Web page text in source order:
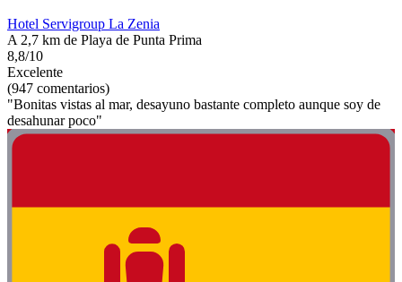
Hotel Servigroup La Zenia
A 2,7 km de Playa de Punta Prima
8,8/10
Excelente
(947 comentarios)
"Bonitas vistas al mar, desayuno bastante completo aunque soy de
desahunar poco"